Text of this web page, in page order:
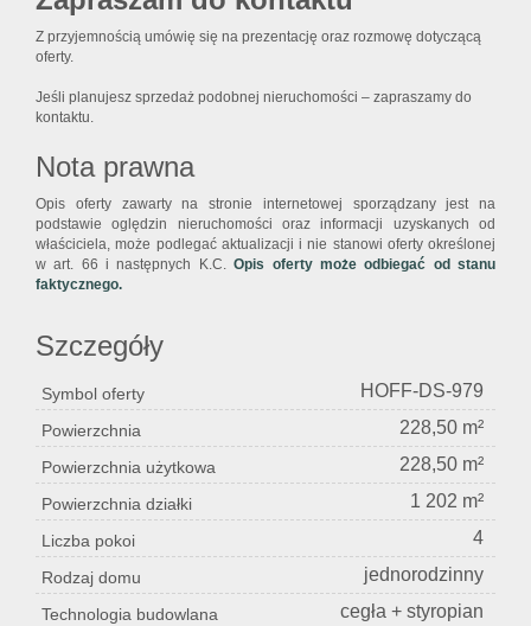
Z przyjemnością umówię się na prezentację oraz rozmowę dotyczącą
oferty.
Jeśli planujesz sprzedaż podobnej nieruchomości – zapraszamy do
kontaktu.
Nota prawna
Opis oferty zawarty na stronie internetowej sporządzany jest na
podstawie oględzin nieruchomości oraz informacji uzyskanych od
właściciela, może podlegać aktualizacji i nie stanowi oferty określonej
w art. 66 i następnych K.C.Opis oferty może odbiegać od stanu
faktycznego.
Szczegóły
Symbol oferty HOFF-DS-979
Powierzchnia 228,50 m²
Powierzchnia użytkowa 228,50 m²
Powierzchnia działki 1 202 m²
Liczba pokoi 4
Rodzaj domu jednorodzinny
Technologia budowlana cegła + styropian